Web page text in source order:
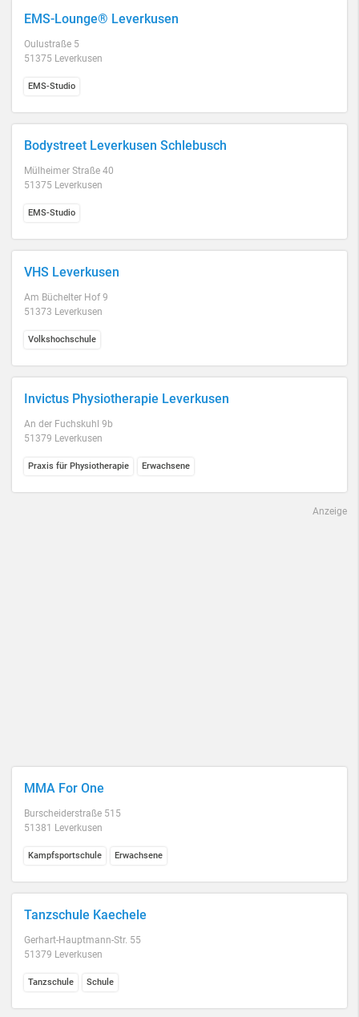
EMS-Lounge® Leverkusen
Oulustraße 5
51375 Leverkusen
EMS-Studio
Bodystreet Leverkusen Schlebusch
Mülheimer Straße 40
51375 Leverkusen
EMS-Studio
VHS Leverkusen
Am Büchelter Hof 9
51373 Leverkusen
Volkshochschule
Invictus Physiotherapie Leverkusen
An der Fuchskuhl 9b
51379 Leverkusen
Praxis für Physiotherapie Erwachsene
Anzeige
MMA For One
Burscheiderstraße 515
51381 Leverkusen
Kampfsportschule Erwachsene
Tanzschule Kaechele
Gerhart-Hauptmann-Str. 55
51379 Leverkusen
Tanzschule Schule